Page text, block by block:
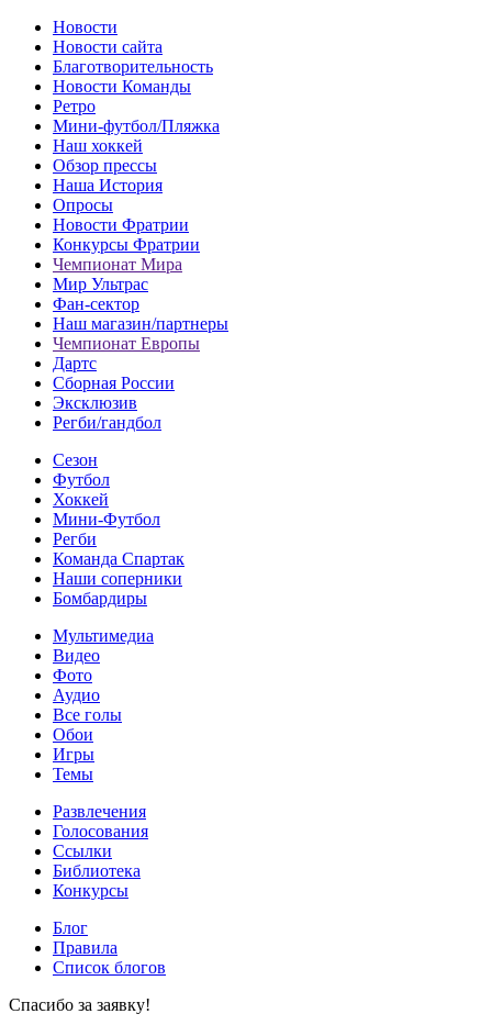
Новости
Новости сайта
Благотворительность
Новости Команды
Ретро
Мини-футбол/Пляжка
Наш хоккей
Обзор прессы
Наша История
Опросы
Новости Фратрии
Конкурсы Фратрии
Чемпионат Мира
Мир Ультрас
Фан-cектор
Наш магазин/партнеры
Чемпионат Европы
Дартс
Сборная России
Эксклюзив
Регби/гандбол
Сезон
Футбол
Хоккей
Мини-Футбол
Регби
Команда Спартак
Наши соперники
Бомбардиры
Мультимедиа
Видео
Фото
Аудио
Все голы
Обои
Игры
Темы
Развлечения
Голосования
Ссылки
Библиотека
Конкурсы
Блог
Правила
Список блогов
Спасибо за заявку!